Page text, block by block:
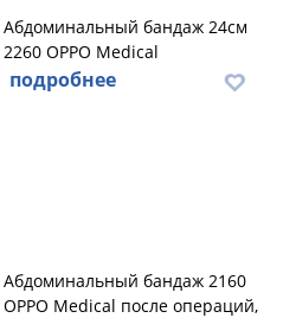
Абдоминальный бандаж 24см
2260 OPPO Medical
подробнее
Абдоминальный бандаж 2160
OPPO Medical после операций,